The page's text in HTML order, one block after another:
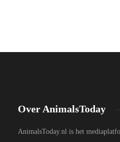
Over AnimalsToday
AnimalsToday.nl is het